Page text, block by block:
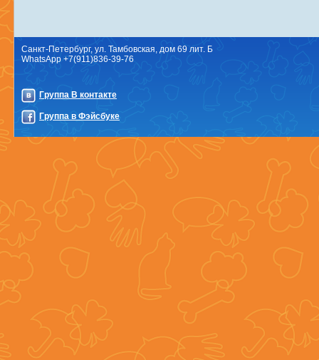
Санкт-Петербург, ул. Тамбовская, дом 69 лит. Б
WhatsApp +7(911)836-39-76
Группа В контакте
Группа в Фэйсбуке